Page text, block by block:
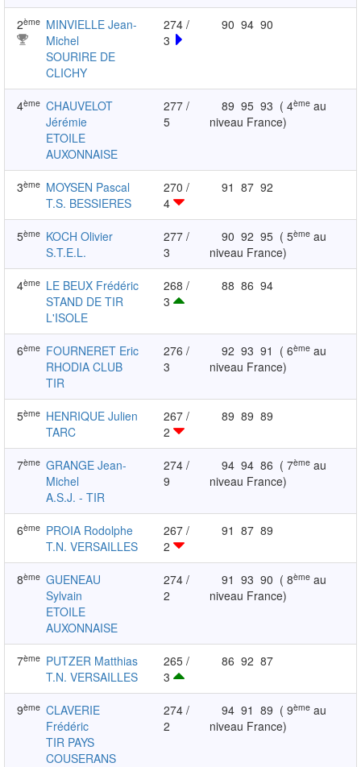
2ème MINVIELLE Jean-
Michel
SOURIRE DE
CLICHY
274 /
3
90 94 90
4ème CHAUVELOT
Jérémie
ETOILE
AUXONNAISE
277 /
5
89 95 93 ( 4ème au
niveau France)
3ème MOYSEN Pascal
T.S. BESSIERES
270 /
4
91 87 92
5ème KOCH Olivier
S.T.E.L.
277 /
3
90 92 95 ( 5ème au
niveau France)
4ème LE BEUX Frédéric
STAND DE TIR
L'ISOLE
268 /
3
88 86 94
6ème FOURNERET Eric
RHODIA CLUB
TIR
276 /
3
92 93 91 ( 6ème au
niveau France)
5ème HENRIQUE Julien
TARC
267 /
2
89 89 89
7ème GRANGE Jean-
Michel
A.S.J. - TIR
274 /
9
94 94 86 ( 7ème au
niveau France)
6ème PROIA Rodolphe
T.N. VERSAILLES
267 /
2
91 87 89
8ème GUENEAU
Sylvain
ETOILE
AUXONNAISE
274 /
2
91 93 90 ( 8ème au
niveau France)
7ème PUTZER Matthias
T.N. VERSAILLES
265 /
3
86 92 87
9ème CLAVERIE
Frédéric
TIR PAYS
COUSERANS
274 /
2
94 91 89 ( 9ème au
niveau France)